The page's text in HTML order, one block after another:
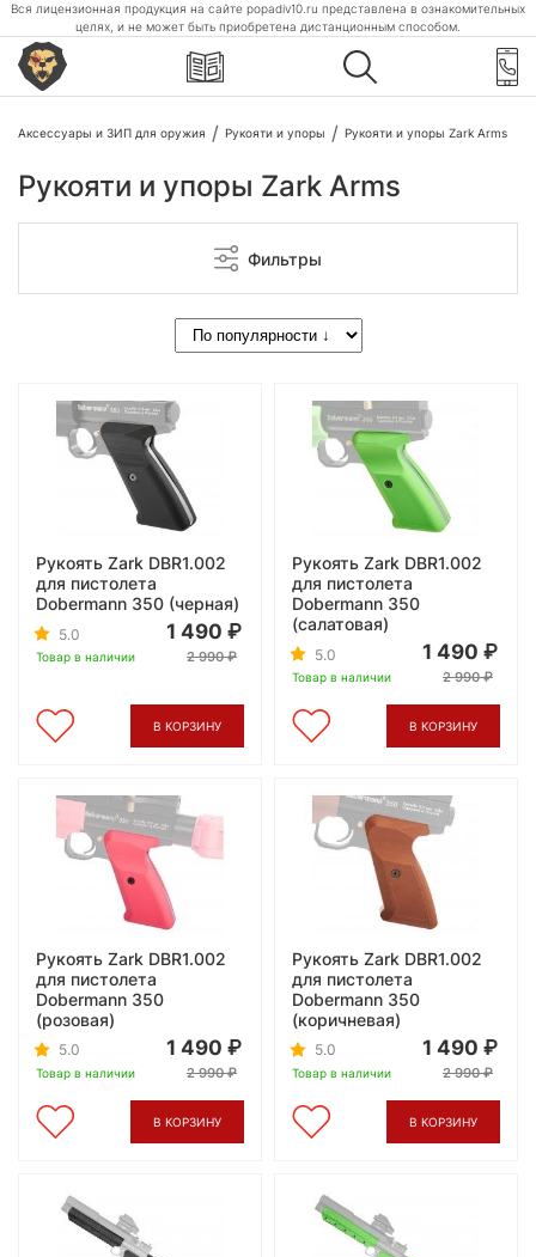
Вся лицензионная продукция на сайте popadiv10.ru представлена в ознакомительных
целях, и не может быть приобретена дистанционным способом.
Аксессуары и ЗИП для оружия Рукояти и упоры Рукояти и упоры Zark Arms
Рукояти и упоры Zark Arms
Фильтры
Рукоять Zark DBR1.002
для пистолета
Dobermann 350 (черная)
5.0
Товар в наличии
1 490
2 990
В КОРЗИНУ
Рукоять Zark DBR1.002
для пистолета
Dobermann 350
(салатовая)
5.0
Товар в наличии
1 490
2 990
В КОРЗИНУ
Рукоять Zark DBR1.002
для пистолета
Dobermann 350
(розовая)
5.0
Товар в наличии
1 490
2 990
В КОРЗИНУ
Рукоять Zark DBR1.002
для пистолета
Dobermann 350
(коричневая)
5.0
Товар в наличии
1 490
2 990
В КОРЗИНУ